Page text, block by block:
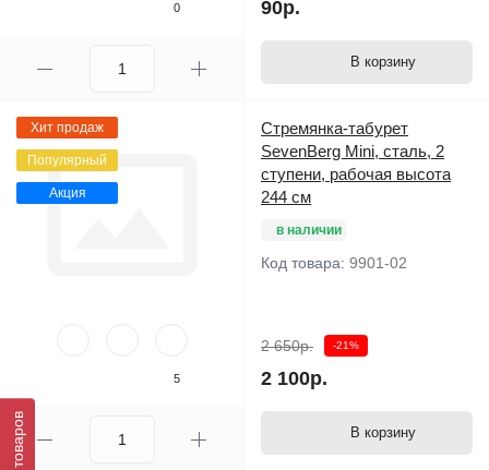
0 90р.
В корзину
Хит продаж
Популярный
Акция
5
Стремянка-табурет
SevenBerg Mini, сталь, 2
ступени, рабочая высота
244 см
в наличии
Код товара: 9901-02
2 650р. -21%
2 100р.
В корзину